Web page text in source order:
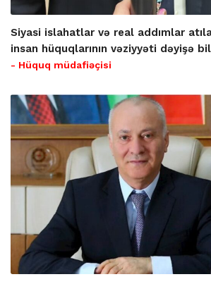
Siyasi islahatlar və real addımlar
insan hüquqlarının vəziyyəti dəyişə
- Hüquq müdafiəçisi